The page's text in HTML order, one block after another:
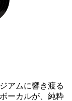
アムに響き渡る
ーカルが、純粋